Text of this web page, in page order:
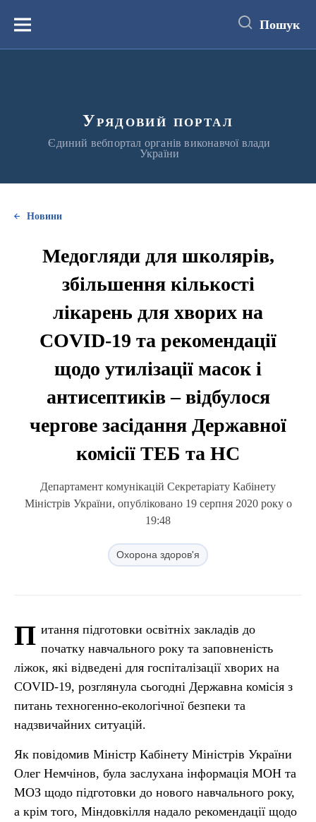
вмістуМеню Пошук
Урядовий портал
Єдиний вебпортал органів виконавчої влади
України
Новини
Медогляди для школярів,
збільшення кількості
лікарень для хворих на
COVID-19 та рекомендації
щодо утилізації масок і
антисептиків – відбулося
чергове засідання Державної
комісії ТЕБ та НС
Департамент комунікацій Секретаріату Кабінету
Міністрів України, опубліковано 19 серпня 2020 року о
19:48
Охорона здоров'я
П итання підготовки освітніх закладів до
початку навчального року та заповненість
ліжок, які відведені для госпіталізації хворих на
COVID-19, розглянула сьогодні Державна комісія з
питань техногенно-екологічної безпеки та
надзвичайних ситуацій.
Як повідомив Міністр Кабінету Міністрів України
Олег Немчінов, була заслухана інформація МОН та
МОЗ щодо підготовки до нового навчального року,
а крім того, Міндовкілля надало рекомендації щодо